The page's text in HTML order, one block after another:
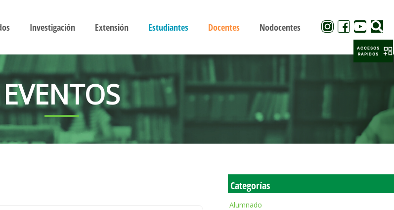
Investigación Extensión Estudiantes Docentes Nodocentes
EVENTOS
Categorías
Alumnado
ACCESOS
RAPIDOS